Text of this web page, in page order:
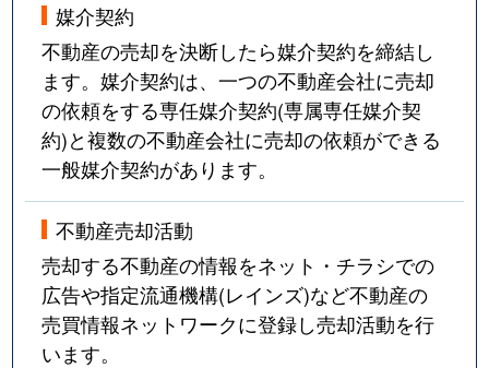
媒介契約
不動産の売却を決断したら媒介契約を締結し
ます。媒介契約は、一つの不動産会社に売却
の依頼をする専任媒介契約(専属専任媒介契
約)と複数の不動産会社に売却の依頼ができる
一般媒介契約があります。
不動産売却活動
売却する不動産の情報をネット・チラシでの
広告や指定流通機構(レインズ)など不動産の
売買情報ネットワークに登録し売却活動を行
います。